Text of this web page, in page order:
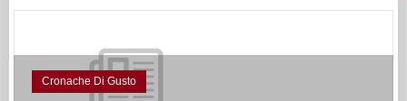
Cronache Di Gusto